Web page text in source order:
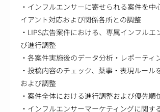
・インフルエンサーに寄せられる案件を中
イアント対応および関係各所との調整
・LIPS広告案件における、専属インフルエ
び進行調整
・各案件実施後のデータ分析・レポーティ
・投稿内容のチェック、薬事・表現ルール
および調整
・案件全体における進行調整および優先順
・インフルエンサーマーケティングに関す